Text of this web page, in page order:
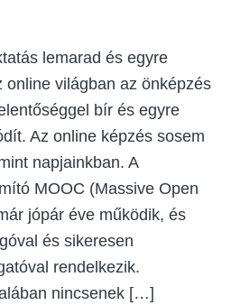
lemarad és egyre
online világban az önképzés
bír és egyre
Az online képzés sosem
napjainkban. A
MOOC (Massive Open
jópár éve működik, és
és sikeresen
rendelkezik.
nincsenek […]